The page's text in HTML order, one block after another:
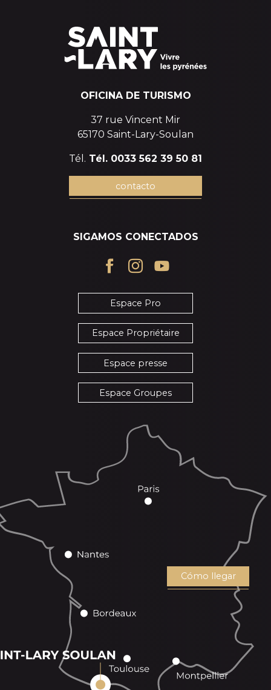
OFICINA DE TURISMO
37 rue Vincent Mir
65170 Saint-Lary-Soulan
Tél. Tél. 0033 562 39 50 81
contacto
SIGAMOS CONECTADOS
Espace Pro
Espace Propriétaire
Espace presse
Espace Groupes
Cómo llegar